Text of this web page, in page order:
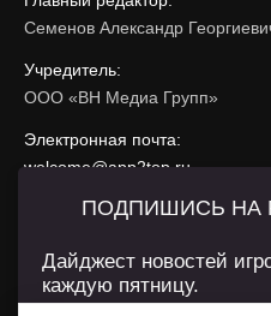
Семенов Александр
Учредитель:
ООО «ВН Медиа Групп»
Электронная почта:
welcome@app2top.ru
При использовании материалов
Сайт использует IP адреса,
ПОДПИШИСЬ НА
Дайджест новостей
каждую пятницу.